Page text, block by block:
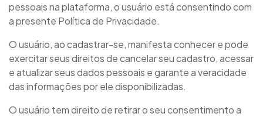
pessoais na plataforma, o usuário está consentindo com
a presente Política de Privacidade.
O usuário, ao cadastrar-se, manifesta conhecer e pode
exercitar seus direitos de cancelar seu cadastro, acessar
e atualizar seus dados pessoais e garante a veracidade
das informações por ele disponibilizadas.
O usuário tem direito de retirar o seu consentimento a